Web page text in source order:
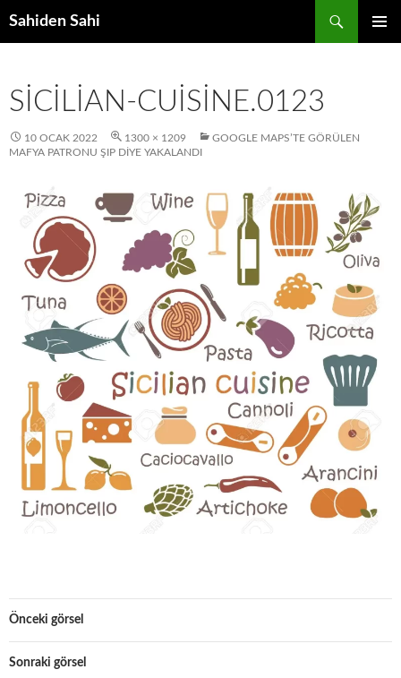
Sahiden Sahi
SICILIAN-CUISINE.0123
10 OCAK 2022 1300 × 1209
GOOGLE MAPS’TE GÖRÜLEN
MAFYA PATRONU ŞIP DIYE YAKALANDI
Önceki görsel
Sonraki görsel